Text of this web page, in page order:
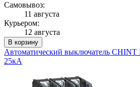
Самовывоз:
11 августа
Курьером:
12 августа
В корзину
Автоматический выключатель
25кА